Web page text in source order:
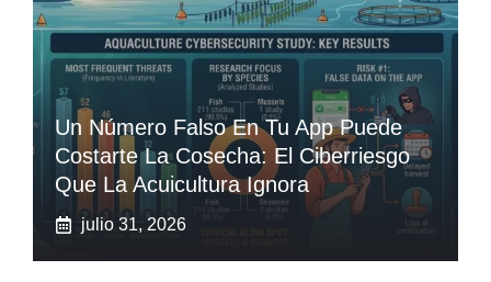
Un Número Falso En Tu App Puede
Costarte La Cosecha: El Ciberriesgo
Que La Acuicultura Ignora
julio 31, 2026